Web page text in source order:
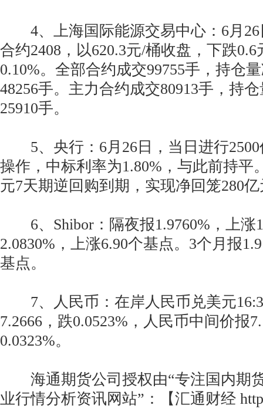
4、上海国际能源交易中心：6月26
合约2408，以620.3元/桶收盘，下跌
0.10%。全部合约成交99755手，持仓
48256手。主力合约成交80913手，持
25910手。
5、央行：6月26日，当日进行2500
操作，中标利率为1.80%，与此前持平
元7天期逆回购到期，实现净回笼280
6、Shibor：隔夜报1.9760%，上涨
2.0830%，上涨6.90个基点。3个月报
基点。
7、人民币：在岸人民币兑美元
7.2666，跌0.0523%，人民币中间价报
0.0323%。
海通期货公司授权由“专注国内期
业行情分析资讯网站”：【汇通财经